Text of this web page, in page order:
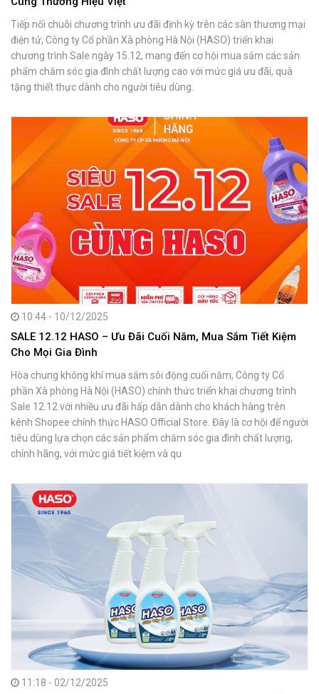
Tiếp nối chuỗi chương trình ưu đãi định kỳ trên các sàn thương mại
điện tử, Công ty Cổ phần Xà phòng Hà Nội (HASO) triển khai
chương trình Sale ngày 15.12, mang đến cơ hội mua sắm các sản
phẩm chăm sóc gia đình chất lượng cao với mức giá ưu đãi, quà
tặng thiết thực dành cho người tiêu dùng.
10:44 - 10/12/2025
SALE 12.12 HASO – Ưu Đãi Cuối Năm, Mua Sắm Tiết Kiệm
Cho Mọi Gia Đình
Hòa chung không khí mua sắm sôi động cuối năm, Công ty Cổ
phần Xà phòng Hà Nội (HASO) chính thức triển khai chương trình
Sale 12.12 với nhiều ưu đãi hấp dẫn dành cho khách hàng trên
kênh Shopee chính thức HASO Official Store. Đây là cơ hội để người
tiêu dùng lựa chọn các sản phẩm chăm sóc gia đình chất lượng,
chính hãng, với mức giá tiết kiệm và qu
11:18 - 02/12/2025